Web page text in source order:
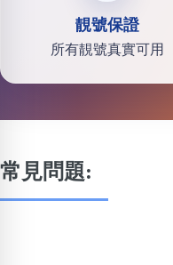
靚號保證
所有靚號真實可用
常見問題: